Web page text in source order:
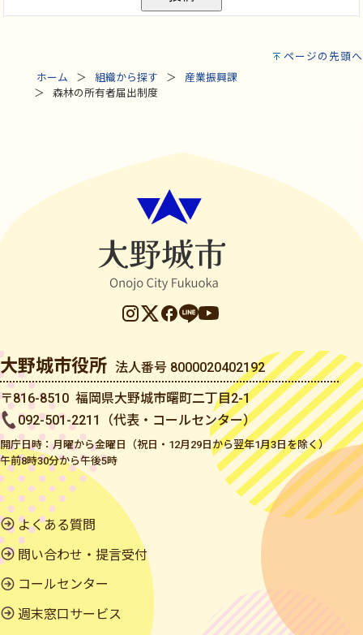
ページの先頭へ
ホーム
組織から探す
産業振興課
森林の所有者届出制度
大野城市役所 法人番号 8000020402192
〒816-8510 福岡県大野城市曙町二丁目2-1
092-501-2211（代表・コールセンター）
開庁日時：月曜から金曜日（祝日・12月29日から翌年1月3日を除く）
午前8時30分から午後5時
よくある質問
問い合わせ・提言受付
コールセンター
週末窓口サービス